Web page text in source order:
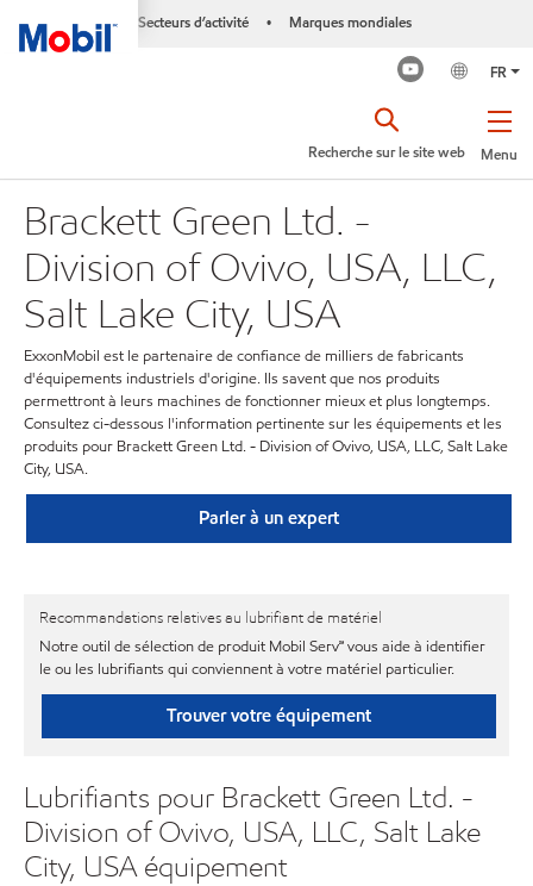
Secteurs d’activité • Marques mondiales
FR
Menu
Recherche sur le site web
Brackett Green Ltd. -
Division of Ovivo, USA, LLC,
Salt Lake City, USA
ExxonMobil est le partenaire de confiance de milliers de fabricants
d'équipements industriels d'origine. Ils savent que nos produits
permettront à leurs machines de fonctionner mieux et plus longtemps.
Consultez ci-dessous l'information pertinente sur les équipements et les
produits pour Brackett Green Ltd. - Division of Ovivo, USA, LLC, Salt Lake
City, USA.
Parler à un expert
Recommandations relatives au lubrifiant de matériel
Notre outil de sélection de produit Mobil Serv℠ vous aide à identifier
le ou les lubrifiants qui conviennent à votre matériel particulier.
Trouver votre équipement
Lubrifiants pour Brackett Green Ltd. -
Division of Ovivo, USA, LLC, Salt Lake
City, USA équipement